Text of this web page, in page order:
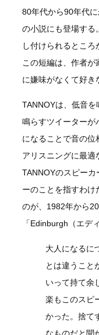
80年代から90年代
の小説にも登場する
し付けられるとこ
この短編は、作者が
に嫌味がなくて好き
TANNOYは、低音
鳴らすツイーターが
になることで音の位
アリスニングに最適
TANNOYのスピー
ーのことを指すわけ
のが、1982年から
「Edinburgh（エデ
大人になるに
とは違うこと
いって持て余
楽もこのスピ
かった。捨て